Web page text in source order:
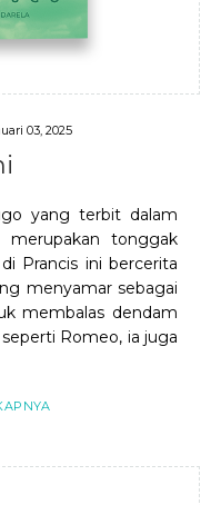
03, 2025
yang terbit dalam
merupakan tonggak
Prancis ini bercerita
menyamar sebagai
membalas dendam
Romeo, ia juga